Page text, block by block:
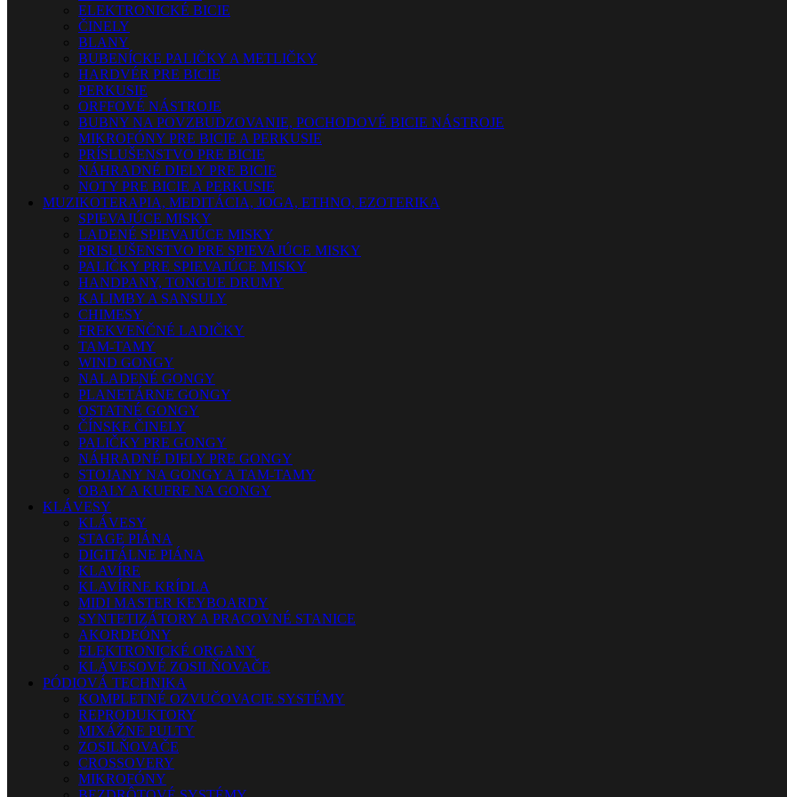
ELEKTRONICKÉ BICIE
ČINELY
BLANY
BUBENÍCKE PALIČKY A METLIČKY
HARDVÉR PRE BICIE
PERKUSIE
ORFFOVÉ NÁSTROJE
BUBNY NA POVZBUDZOVANIE, POCHODOVÉ BICIE NÁSTROJE
MIKROFÓNY PRE BICIE A PERKUSIE
PRÍSLUŠENSTVO PRE BICIE
NÁHRADNÉ DIELY PRE BICIE
NOTY PRE BICIE A PERKUSIE
MUZIKOTERAPIA, MEDITÁCIA, JOGA, ETHNO, EZOTERIKA
SPIEVAJÚCE MISKY
LADENÉ SPIEVAJÚCE MISKY
PRISLUŠENSTVO PRE SPIEVAJÚCE MISKY
PALIČKY PRE SPIEVAJÚCE MISKY
HANDPANY, TONGUE DRUMY
KALIMBY A SANSULY
CHIMESY
FREKVENČNÉ LADIČKY
TAM-TAMY
WIND GONGY
NALADENÉ GONGY
PLANETÁRNE GONGY
OSTATNÉ GONGY
ČÍNSKE ČINELY
PALIČKY PRE GONGY
NÁHRADNÉ DIELY PRE GONGY
STOJANY NA GONGY A TAM-TAMY
OBALY A KUFRE NA GONGY
KLÁVESY
KLÁVESY
STAGE PIÁNA
DIGITÁLNE PIÁNA
KLAVÍRE
KLAVÍRNE KRÍDLA
MIDI MASTER KEYBOARDY
SYNTETIZÁTORY A PRACOVNÉ STANICE
AKORDEÓNY
ELEKTRONICKÉ ORGANY
KLÁVESOVÉ ZOSILŇOVAČE
PÓDIOVÁ TECHNIKA
KOMPLETNÉ OZVUČOVACIE SYSTÉMY
REPRODUKTORY
MIXÁŽNE PULTY
ZOSILŇOVAČE
CROSSOVERY
MIKROFÓNY